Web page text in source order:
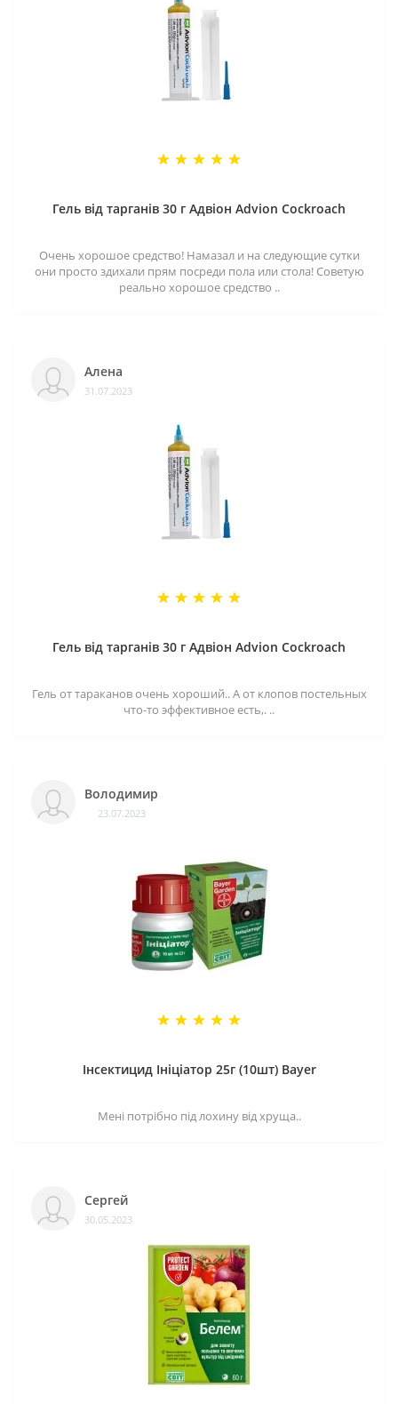
Гель від тарганів 30 г Адвіон Advion Cockroach
Очень хорошое средство! Намазал и на следующие сутки
они просто здихали прям посреди пола или стола! Советую
реально хорошое средство ..
Алена
31.07.2023
Гель від тарганів 30 г Адвіон Advion Cockroach
Гель от тараканов очень хороший.. А от клопов постельных
что-то эффективное есть,. ..
Володимир
23.07.2023
Інсектицид Ініціатор 25г (10шт) Bayer
Мені потрібно під лохину від хруща..
Сергей
30.05.2023